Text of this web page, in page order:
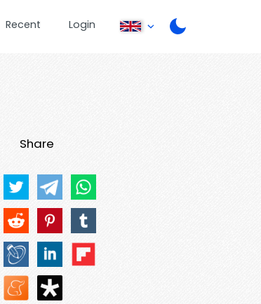
Recent Login
Share